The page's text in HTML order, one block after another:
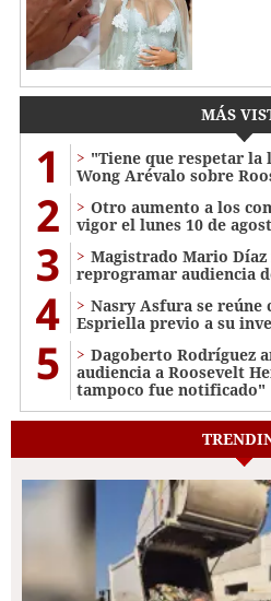
MÁS
1
"Tiene que respetar
Wong Arévalo sobre
2
Otro aumento a los
vigor el lunes 10 de
3
Magistrado Mario
reprogramar audiencia
4
Nasry Asfura se reúne
Espriella previo a su
5
Dagoberto Rodríguez
audiencia a Roosevelt
tampoco fue notificado"